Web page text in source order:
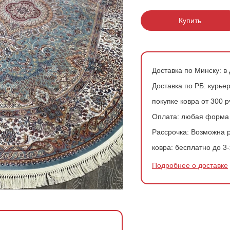
200*200 см
200*300 см
200*400 см
240*340 см
300*300 см
300*400 см
Ковры в скандинавском стиле
Ковры с геометрией
Розовые ковры
Зеленые ковры
Купить
Доставка по Минску: в
Доставка по РБ:
покупке ковра от 300
Оплата: любая форма
Рассрочка: Возможна
ковра: бесплатно до
Подробнее о доставке